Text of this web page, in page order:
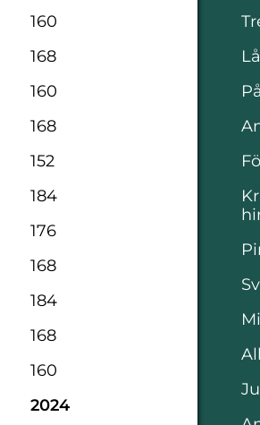
160
168
160
168
152
184
176
168
184
168
160
2024